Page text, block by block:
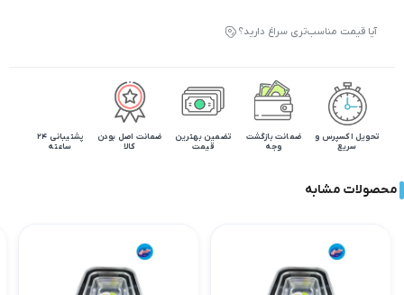
آیا قیمت مناسب‌تری سراغ دارید؟
تحویل اکسپرس و
سریع
ضمانت بازگشت
وجه
تضمین بهترین
قیمت
ضمانت اصل بودن
کالا
پشتیبانی 24
ساعته
محصولات مشابه